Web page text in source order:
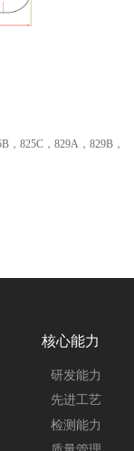
，825C，829A，829B，
核心能力
研发能力
先进工艺
检测能力